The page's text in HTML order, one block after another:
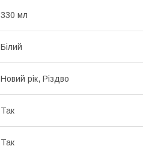
330 мл
Білий
Новий рік, Різдво
Так
Так